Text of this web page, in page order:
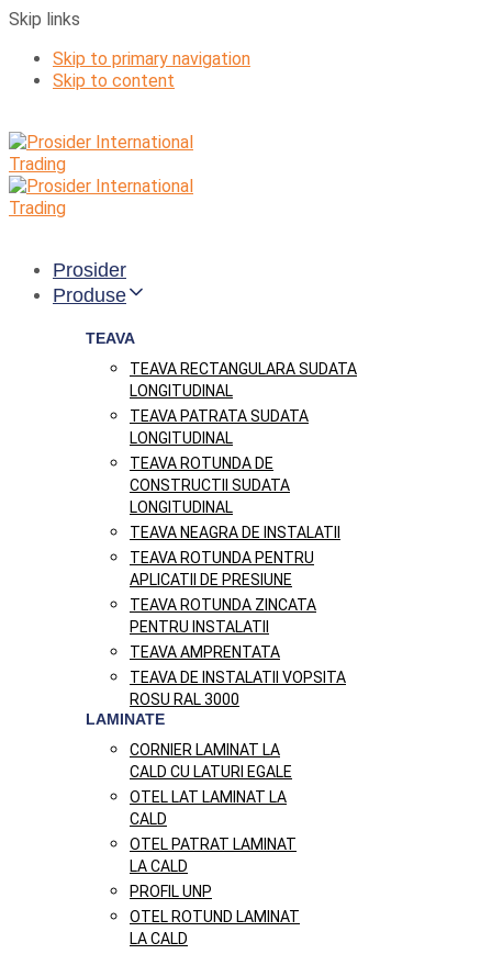
Skip links
Skip to primary navigation
Skip to content
Prosider
Produse
TEAVA
TEAVA RECTANGULARA SUDATA
LONGITUDINAL
TEAVA PATRATA SUDATA
LONGITUDINAL
TEAVA ROTUNDA DE
CONSTRUCTII SUDATA
LONGITUDINAL
TEAVA NEAGRA DE INSTALATII
TEAVA ROTUNDA PENTRU
APLICATII DE PRESIUNE
TEAVA ROTUNDA ZINCATA
PENTRU INSTALATII
TEAVA AMPRENTATA
TEAVA DE INSTALATII VOPSITA
ROSU RAL 3000
LAMINATE
CORNIER LAMINAT LA
CALD CU LATURI EGALE
OTEL LAT LAMINAT LA
CALD
OTEL PATRAT LAMINAT
LA CALD
PROFIL UNP
OTEL ROTUND LAMINAT
LA CALD